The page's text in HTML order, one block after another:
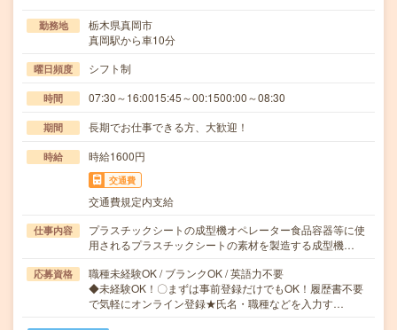
勤務地
栃木県真岡市
真岡駅から車10分
曜日頻度 シフト制
時間 07:30～16:0015:45～00:1500:00～08:30
期間 長期でお仕事できる方、大歓迎！
時給 時給1600円
交通費
交通費規定内支給
仕事内容
プラスチックシートの成型機オペレーター食品容器等に使
用されるプラスチックシートの素材を製造する成型機…
応募資格
職種未経験OK / ブランクOK / 英語力不要
◆未経験OK！〇まずは事前登録だけでもOK！履歴書不要
で気軽にオンライン登録★氏名・職種などを入力す…